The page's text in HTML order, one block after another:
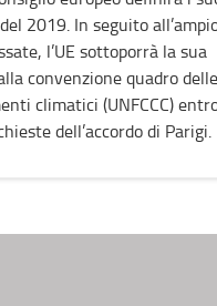
2019. In seguito
l’UE sottoporrà la sua
convenzione quadro delle
climatici (UNFCCC)
dell’accordo di Parigi.